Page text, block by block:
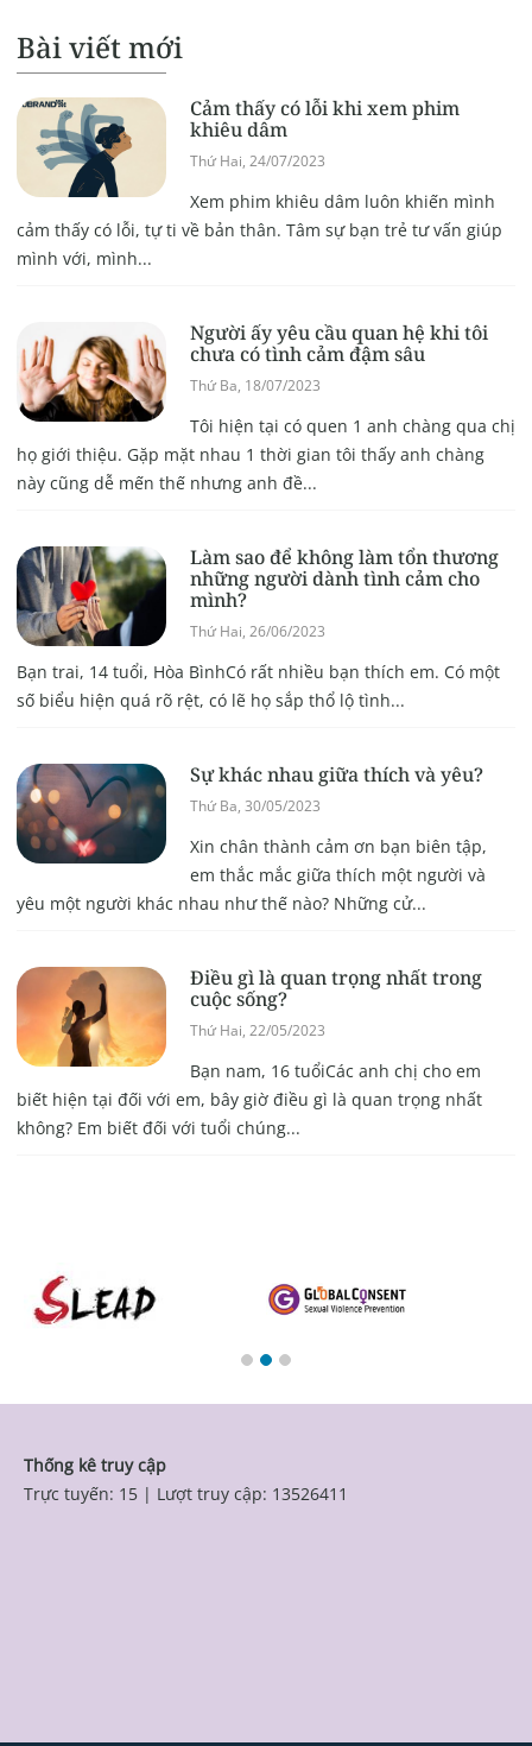
Bài viết mới
Cảm thấy có lỗi khi xem phim
khiêu dâm
Thứ Hai, 24/07/2023
Xem phim khiêu dâm luôn khiến mình
cảm thấy có lỗi, tự ti về bản thân. Tâm sự bạn trẻ tư vấn giúp
mình với, mình...
Người ấy yêu cầu quan hệ khi tôi
chưa có tình cảm đậm sâu
Thứ Ba, 18/07/2023
Tôi hiện tại có quen 1 anh chàng qua chị
họ giới thiệu. Gặp mặt nhau 1 thời gian tôi thấy anh chàng
này cũng dễ mến thế nhưng anh đề...
Làm sao để không làm tổn thương
những người dành tình cảm cho
mình?
Thứ Hai, 26/06/2023
Bạn trai, 14 tuổi, Hòa BìnhCó rất nhiều bạn thích em. Có một
số biểu hiện quá rõ rệt, có lẽ họ sắp thổ lộ tình...
Sự khác nhau giữa thích và yêu?
Thứ Ba, 30/05/2023
Xin chân thành cảm ơn bạn biên tập,
em thắc mắc giữa thích một người và
yêu một người khác nhau như thế nào? Những cử...
Điều gì là quan trọng nhất trong
cuộc sống?
Thứ Hai, 22/05/2023
Bạn nam, 16 tuổiCác anh chị cho em
biết hiện tại đối với em, bây giờ điều gì là quan trọng nhất
không? Em biết đối với tuổi chúng...
Thống kê truy cập
Trực tuyến: 15 | Lượt truy cập: 13526411